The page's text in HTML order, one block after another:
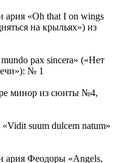
ария «Oh that I on wings
на крыльях») из
pax sincera» («Нет
№ 1
минор из сюиты №4,
suum dulcem natum»
ария Феодоры «Angels,